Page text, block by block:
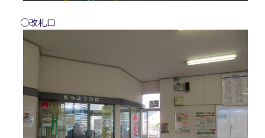
○改札口